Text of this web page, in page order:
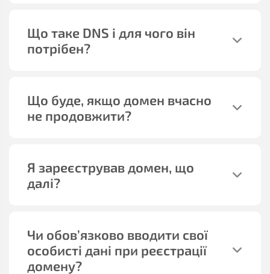
Що таке DNS і для чого він
потрібен?
Що буде, якщо домен вчасно
не продовжити?
Я зареєстрував домен, що
далі?
Чи обов’язково вводити свої
особисті дані при реєстрації
домену?